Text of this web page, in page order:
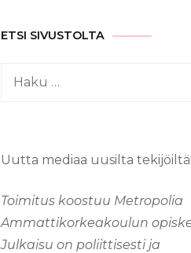
ETSI SIVUSTOLTA
Haku:
Uutta mediaa uusilta tekijöiltä!
Toimitus koostuu Metropolia
Ammattikorkeakoulun
Julkaisu on poliittisesti ja